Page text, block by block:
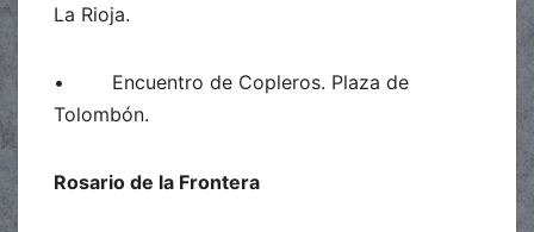
La Rioja.
• Encuentro de Copleros. Plaza de
Tolombón.
Rosario de la Frontera